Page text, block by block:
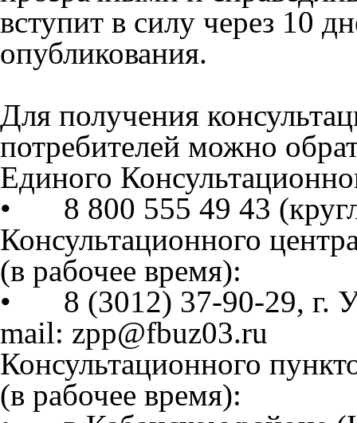
вступит в силу через 10
опубликования.
Для получения
потребителей можно
Единого
•
8 800 555 49 43
Консультационного
(в рабочее время):
•
8 (3012) 37-90-29, г.
mail: zpp@fbuz03.ru
Консультационного
(в рабочее время):